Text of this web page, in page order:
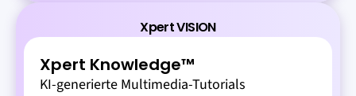
Xpert VISION
Xpert Knowledge™
KI-generierte Multimedia-Tutorials